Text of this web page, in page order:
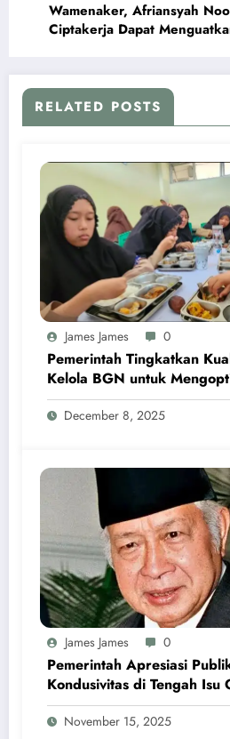
Wamenaker, Afriansyah
Ciptakerja Dapat
RELATED POSTS
James James 0
Pemerintah Tingkatkan
Kelola BGN untuk
Program MBG
December 8, 2025
James James 0
Pemerintah Apresiasi
Kondusivitas di Tengah Isu
Pahlawan Soeharto
November 15, 2025